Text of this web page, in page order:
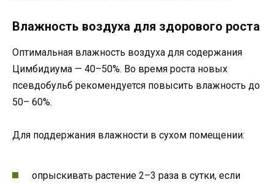
Влажность воздуха для здорового роста
Оптимальная влажность воздуха для содержания
Цимбидиума — 40–50%. Во время роста новых
псевдобульб рекомендуется повысить влажность до
50– 60%.
Для поддержания влажности в сухом помещении:
опрыскивать растение 2–3 раза в сутки, если